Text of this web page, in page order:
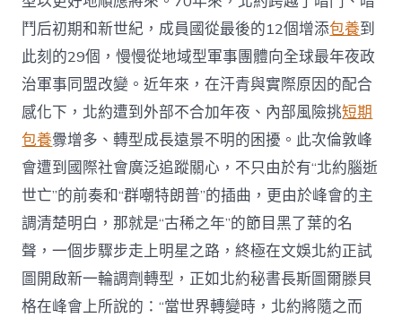
鬥后初期和新世紀，成員國從最後的12個增添包養到
此刻的29個，慢慢從地域型軍事團體向全球最年夜政
治軍事同盟改變。近年來，在汗青與實際原因的配合
感化下，北約遭到外部不合加年夜、內部風險挑短期
包養釁增多、轉型成長遠景不明的困擾。此次倫敦峰
會遭到國際社會廣泛追蹤關心，不只由於有“北約腦逝
世亡”的前奏和“群嘲特朗普”的插曲，更由於峰會的主
調清楚明白，那就是“古稀之年”的節目黑了葉的名
聲，一個步驟步走上明星之路，終極在文娛北約正試
圖開啟新一輪調劑轉型，正如北約秘書長斯圖爾滕貝
格在峰會上所說的：“當世界轉變時，北約將隨之而